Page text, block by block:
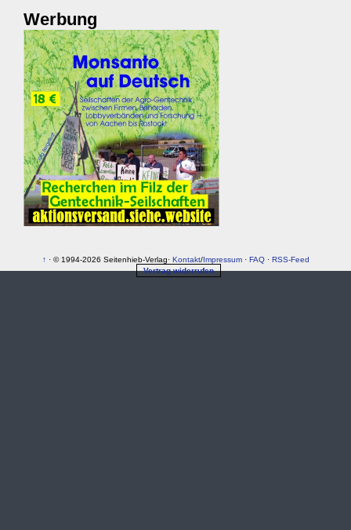
Werbung
↑ · © 1994-2026 Seitenhieb-Verlag· Kontakt/Impressum· FAQ· RSS-Feed
Vertrag widerrufen